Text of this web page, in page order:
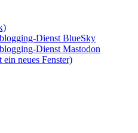
Dienst BlueSky
Dienst Mastodon
neues Fenster)